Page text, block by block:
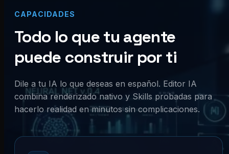
CAPACIDADES
Todo lo que tu agente
puede construir por ti
Dile a tu IA lo que deseas en español. Editor IA
combina renderizado nativo y Skills probadas para
hacerlo realidad en minutos sin complicaciones.